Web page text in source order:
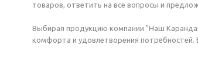
товаров, ответить на все вопросы и
Выбирая продукцию компании "Наш
комфорта и удовлетворения потребностей.